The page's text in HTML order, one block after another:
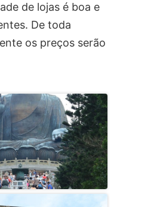
de lojas é boa e
De toda
os preços serão